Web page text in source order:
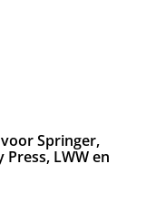
Springer,
LWW en